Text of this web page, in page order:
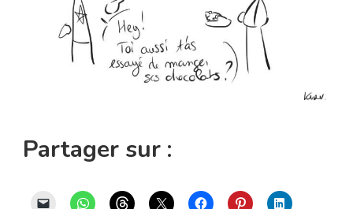
Partager sur :